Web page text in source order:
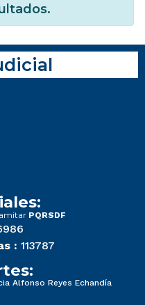
PQRSDF
: 113787
Alfonso Reyes Echandía